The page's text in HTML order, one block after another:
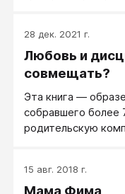
28 дек. 2021 г.
Любовь и
совмещать?
Эта книга —
собравшего
родительскую
15 авг. 2018 г.